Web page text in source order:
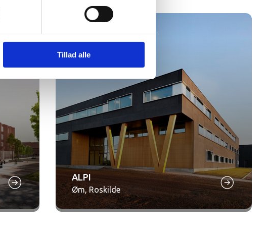
Tillad alle
ALPI
Øm, Roskilde